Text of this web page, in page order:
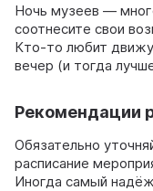
Ночь музеев —
соотнесите свои
Кто-то любит
вечер (и тогда
Рекомендации
Обязательно
расписание
Иногда самый